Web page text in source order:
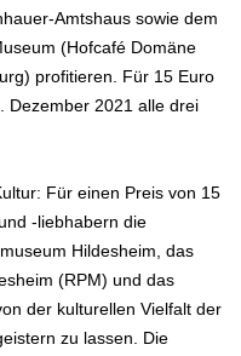
Amtshaus sowie dem
(Hofcafé Domäne
profitieren. Für 15 Euro
Dezember 2021 alle drei
Für einen Preis von 15
-liebhabern die
Hildesheim, das
(RPM) und das
der kulturellen Vielfalt der
zu lassen. Die